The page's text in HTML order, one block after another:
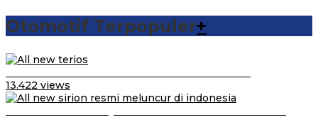
Otomotif Terpopuler+
13.422 views